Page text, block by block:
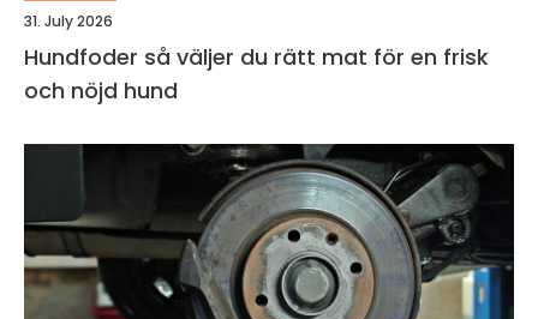
31. July 2026
Hundfoder så väljer du rätt mat för en frisk
och nöjd hund